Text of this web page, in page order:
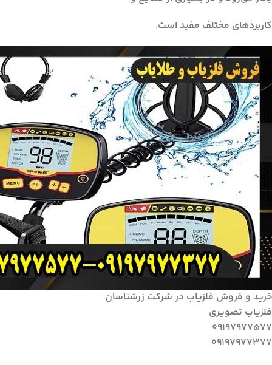
کاربردهای مختلف مفید است.
خرید و فروش فلزیاب در شرکت زرشناسان
فلزیاب تصویری
09197977577
09197977377